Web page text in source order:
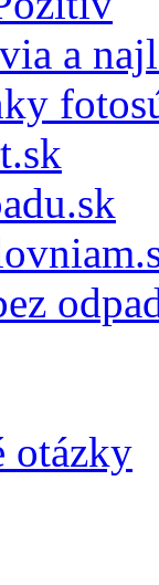
a
otázky